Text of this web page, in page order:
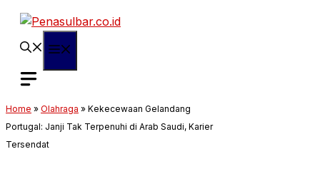
Langsung
Home » Olahraga » Kekecewaan Gelandang
Portugal: Janji Tak Terpenuhi di Arab Saudi, Karier
Tersendat